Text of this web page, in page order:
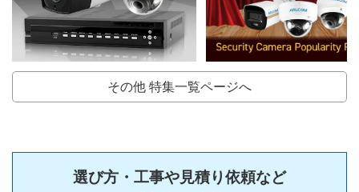
その他 特集一覧ページへ
選び方・工事や見積り依頼など